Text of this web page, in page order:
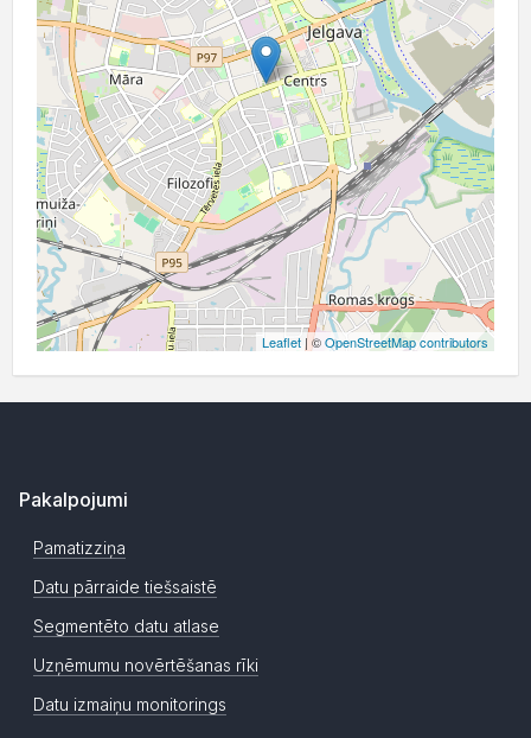
Leaflet | ©OpenStreetMap contributors
Pakalpojumi
Pamatizziņa
Datu pārraide tiešsaistē
Segmentēto datu atlase
Uzņēmumu novērtēšanas rīki
Datu izmaiņu monitorings